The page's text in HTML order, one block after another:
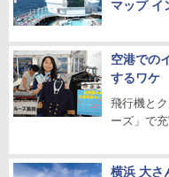
マップ イ
空港での
するワケ
飛行機と
ーズ」で
横浜 大さ